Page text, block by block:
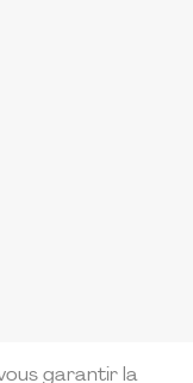
garantir la